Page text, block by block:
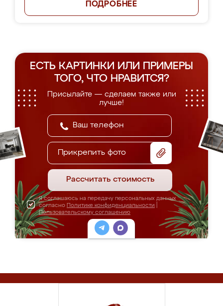
ПОДРОБНЕЕ
ЕСТЬ КАРТИНКИ ИЛИ ПРИМЕРЫ
ТОГО, ЧТО НРАВИТСЯ?
Присылайте — сделаем также или
лучше!
Прикрепить фото
Рассчитать стоимость
Я соглашаюсь на передачу персональных данных
согласно Политике конфиденциальности
Пользовательскому соглашению